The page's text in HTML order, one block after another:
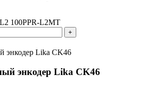
100PPR-L2MT
+
энкодер Lika CK46